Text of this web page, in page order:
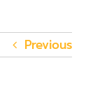
Previous